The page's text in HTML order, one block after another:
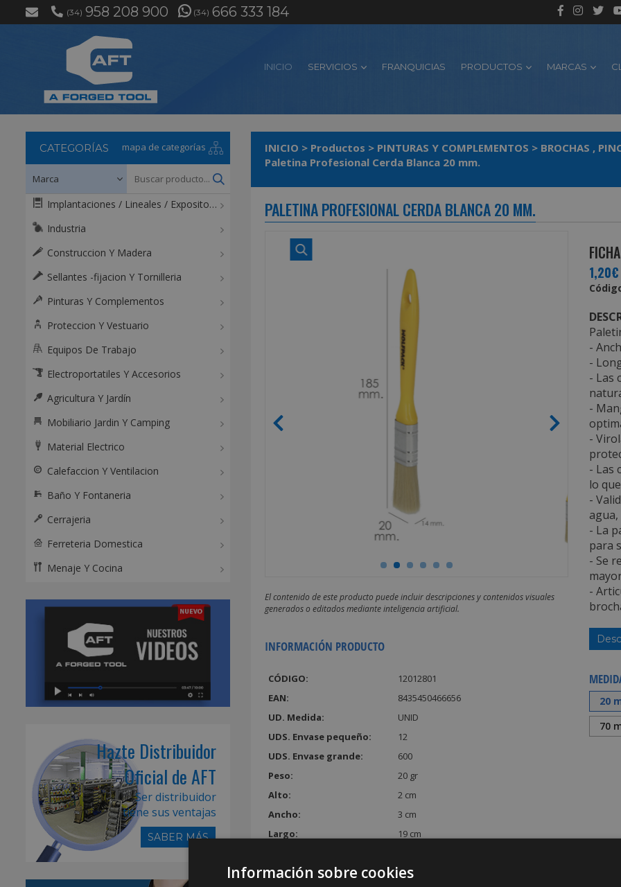
(34) 958 208 900 (34) 666 333 184
INICIO SERVICIOS FRANQUICIAS PRODUCTOS MARCAS
INICIO > Productos > PINTURAS Y COMPLEMENTOS > BROCHAS ,
Paletina Profesional Cerda Blanca 20 mm.
PALETINA PROFESIONAL CERDA BLANCA 20 MM.
El contenido de este producto puede incluir descripciones y contenidos visuales
generados o editados mediante inteligencia artificial.
INFORMACIÓN PRODUCTO
CÓDIGO:
12012801
EAN:
8435450466656
UD. Medida:
UNID
UDS. Envase pequeño:
12
UDS. Envase grande:
600
Peso:
20 gr
Alto:
2 cm
Ancho:
3 cm
Largo:
19 cm
1,20€
-
-
- Las
-
-
- Las
lo
-
agua,
- La
para
- Se
-
20
70
CATEGORÍAS mapa de categorías
Implantaciones / Lineales / Expositores / Mostradores
Industria
Construccion Y Madera
Sellantes -fijacion Y Tornilleria
Pinturas Y Complementos
Proteccion Y Vestuario
Equipos De Trabajo
Electroportatiles Y Accesorios
Agricultura Y Jardín
Mobiliario Jardin Y Camping
Material Electrico
Calefaccion Y Ventilacion
Baño Y Fontaneria
Cerrajeria
Ferreteria Domestica
Menaje Y Cocina
Hazte Distribuidor
Oficial de AFT
Ser distribuidor
tiene sus ventajas
SABER MÁS
Información sobre cookies